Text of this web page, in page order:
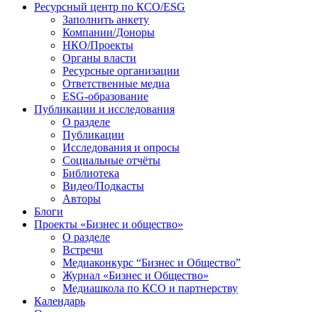
Ресурсный центр по КСО/ESG
Заполнить анкету
Компании/Доноры
НКО/Проекты
Органы власти
Ресурсные организации
Ответственные медиа
ESG-образование
Публикации и исследования
О разделе
Публикации
Исследования и опросы
Социальные отчёты
Библиотека
Видео/Подкасты
Авторы
Блоги
Проекты «Бизнес и общество»
О разделе
Встречи
Медиаконкурс “Бизнес и Общество”
Журнал «Бизнес и Общество»
Медиашкола по КСО и партнерству
Календарь